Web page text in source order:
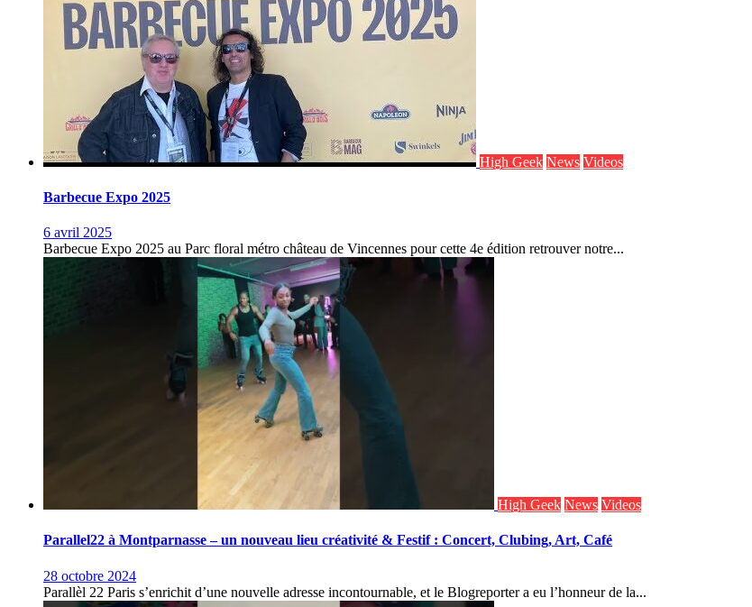
High Geek News Videos
Barbecue Expo 2025
6 avril 2025
Barbecue Expo 2025 au Parc floral métro château de Vincennes pour cette 4e édition retrouver notre...
High Geek News Videos
Parallel22 à Montparnasse – un nouveau lieu créativité & Festif : Concert, Clubing, Art, Café
28 octobre 2024
Parallèl 22 Paris s’enrichit d’une nouvelle adresse incontournable, et le Blogreporter a eu l’honneur de la...